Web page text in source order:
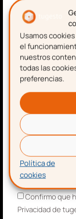
Usamos
el
nuestros
todas las
preferencias.
Política de
cookies
judicial
Tras los
devolución
Justicia que
dicta la
momento
Tribunal se
Como
Nombre
Apellidos
Correo
Aceptación
Confirmo que
Privacidad de